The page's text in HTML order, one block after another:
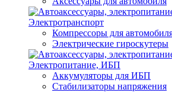
Электротранспорт
Компрессоры для
Электрические гироскутеры
Электропитание, ИБП
Аккумуляторы для ИБП
Стабилизаторы напряжения